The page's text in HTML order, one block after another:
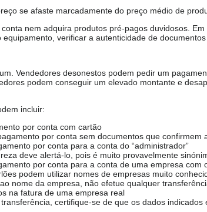
se afaste marcadamente do preço médio de
nem adquira produtos pré-pagos duvidosos.
verificar a autenticidade de
Vendedores desonestos podem pedir um
podem conseguir um elevado montante e
incluir:
por conta com cartão
por conta sem documentos que
por conta para a conta do “administrador”
deve alertá-lo, pois é muito provavelmente
por conta para a conta de uma empresa com
podem utilizar nomes de empresas muito
nome da empresa, não efetue qualquer
na fatura de uma empresa real
certifique-se de que os dados